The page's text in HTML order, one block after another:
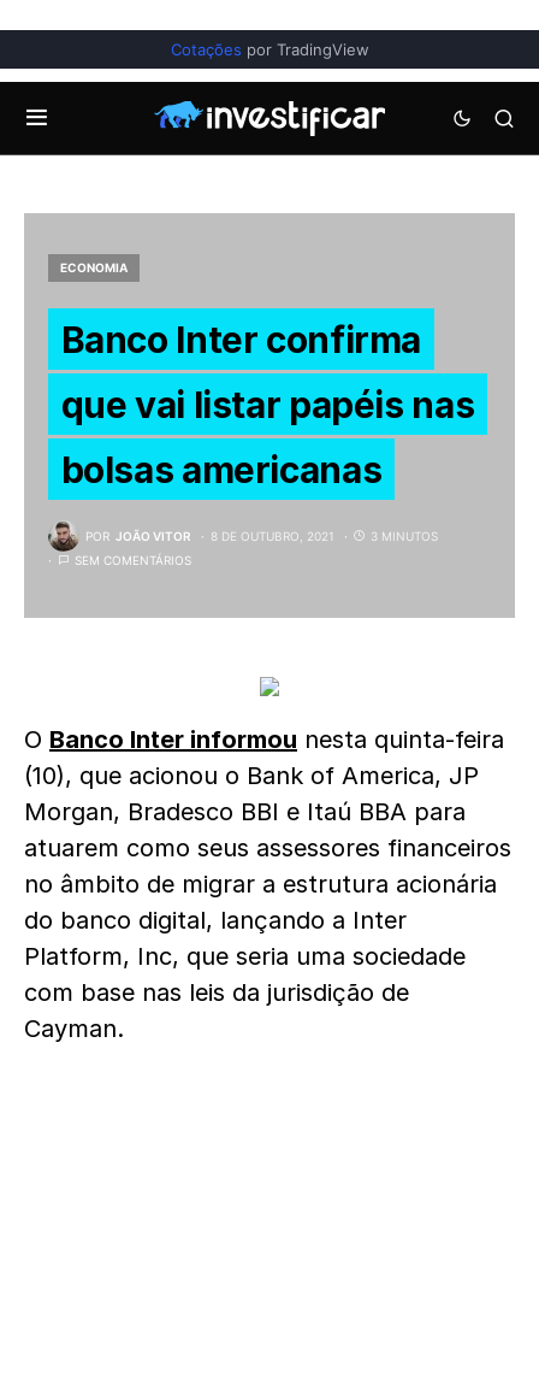
Cotações por TradingView
ECONOMIA
Banco Inter confirma
que vai listar papéis nas
bolsas americanas
POR JOÃO VITOR 8 DE OUTUBRO, 2021
3 MINUTOS
SEM COMENTÁRIOS
O Banco Inter informou nesta quinta-feira
(10), que acionou o Bank of America, JP
Morgan, Bradesco BBI e Itaú BBA para
atuarem como seus assessores financeiros
no âmbito de migrar a estrutura acionária
do banco digital, lançando a Inter
Platform, Inc, que seria uma sociedade
com base nas leis da jurisdição de
Cayman.